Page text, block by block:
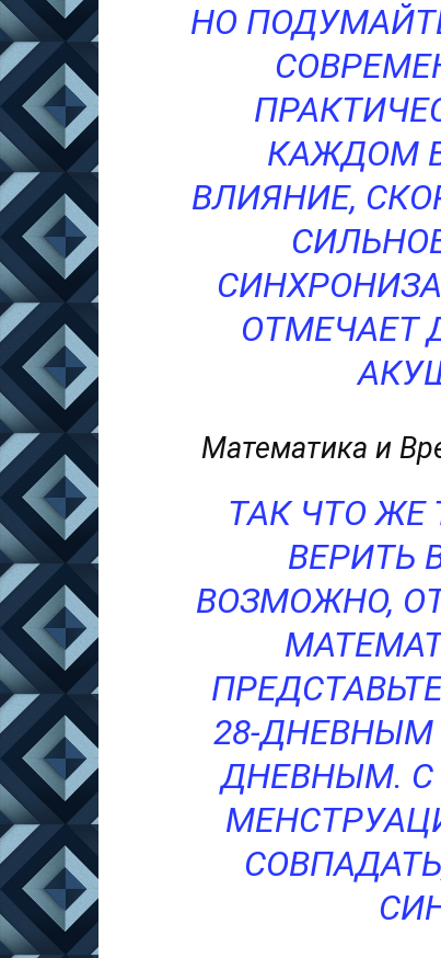
НО
КАЖДОМ
ВЛИЯНИЕ,
ОТМЕЧАЕТ
Математика и
ТАК ЧТО ЖЕ
ВЕРИТЬ
ВОЗМОЖНО,
28-ДНЕВНЫМ
ДНЕВНЫМ. С